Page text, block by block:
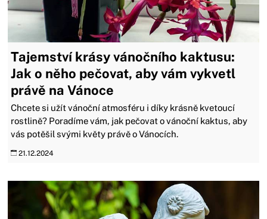
Tajemství krásy vánočního kaktusu:
Jak o něho pečovat, aby vám vykvetl
právě na Vánoce
Chcete si užít vánoční atmosféru i díky krásně kvetoucí
rostlině? Poradíme vám, jak pečovat o vánoční kaktus, aby
vás potěšil svými květy právě o Vánocích.
21.12.2024